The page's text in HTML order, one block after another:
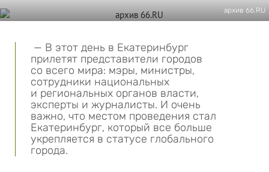
архив 66.RU
— В этот день в Екатеринбург
прилетят представители городов
со всего мира: мэры, министры,
сотрудники национальных
и региональных органов власти,
эксперты и журналисты. И очень
важно, что местом проведения стал
Екатеринбург, который все больше
укрепляется в статусе глобального
города.